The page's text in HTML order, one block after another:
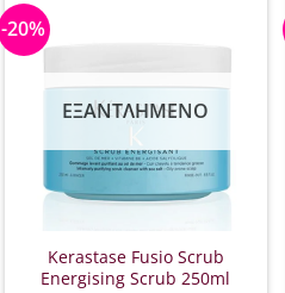
-20%
ΕΞΑΝΤΛΗΜΈΝΟ
Kerastase Fusio Scrub
Energising Scrub 250ml